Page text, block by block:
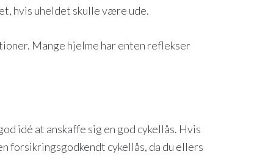
hvis uheldet skulle være ude.
Mange hjelme har enten reflekser
idé at anskaffe sig en god cykellås. Hvis
forsikringsgodkendt cykellås, da du ellers